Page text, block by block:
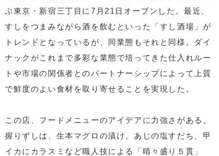
ぶ東京・新宿三丁目に7月21日オープンした。最近、
すしをつまみながら酒を飲むといった「すし酒場」が
トレンドとなっているが、同業態もそれと同様。ダイ
ナックがこれまで多彩な業態で培ってきた仕入れルー
トや市場の関係者とのパートナーシップによって上質
で鮮度のよい食材を取り寄せることを実現した。
この店、フードメニューのアイデアに力強さがある。
握りずしは、生本マグロの漬け、あじの塩すだち、甲
イカにカラスミなど職人技による「晴々盛り５貫」